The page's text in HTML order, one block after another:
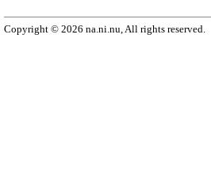
Copyright © 2026 na.ni.nu, All rights reserved.